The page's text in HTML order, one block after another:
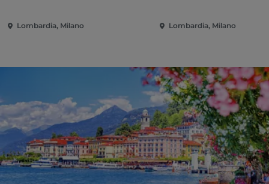
Lombardia, Milano Lombardia, Milano